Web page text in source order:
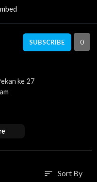
SUBSCRIBE 0
ke 27
malam
sort Sort By